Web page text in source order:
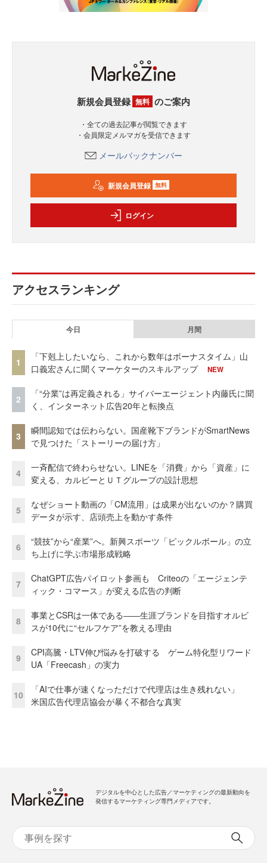
新規会員登録 無料 のご案内
・全ての過去記事が閲覧できます
・会員限定メルマガを受信できます
メールバックナンバー
新規会員登録 無料
ログイン
アクセスランキング
今日 月間
1
「下剋上したいなら、これから数年はボーナスタイム」山
口義宏さんに聞くマーケターのスキルアップ
NEW
2
「“分業”は再定義される」サイバーエージェント内藤氏に聞
く、インターネット広告20年と転換点
3
瞬間認知では伝わらない。国産靴下ブランドがSmartNews
で見つけた「ストーリーの届け方」
4
一斉配信で終わらせない。LINEを「消費」から「資産」に
変える、カルビーとＵＴグループの設計思想
5
なぜショート動画の「CM流用」は成果が出ないのか？購買
データが示す、店頭売上を動かす条件
6
“競技”から“産業”へ。新興スポーツ「ピックルボール」の立
ち上げに学ぶ市場形成戦略
7
ChatGPT広告パイロット参画も Criteoの「エージェンテ
ィック・コマース」が変える広告の判断
8
事業とCSRは一体である――生涯ブランドを目指すオルビ
スが10代に“セルフケア”を教える理由
9
CPI高騰・LTV伸び悩みを打破する ゲーム特化型リワード
UA「Freecash」の実力
10
「AIで仕事が速くなっただけで代理店は生き残れない」
米国広告代理店協会が暴く不都合な真実
デジタルを中心とした広告／マーケティングの最新動向を
発信するマーケティング専門メディアです。